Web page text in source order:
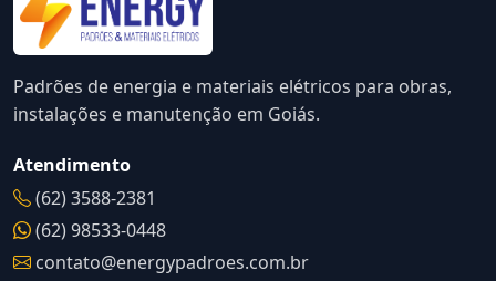
Padrões de energia e materiais elétricos para obras,
instalações e manutenção em Goiás.
Atendimento
(62) 3588-2381
(62) 98533-0448
contato@energypadroes.com.br